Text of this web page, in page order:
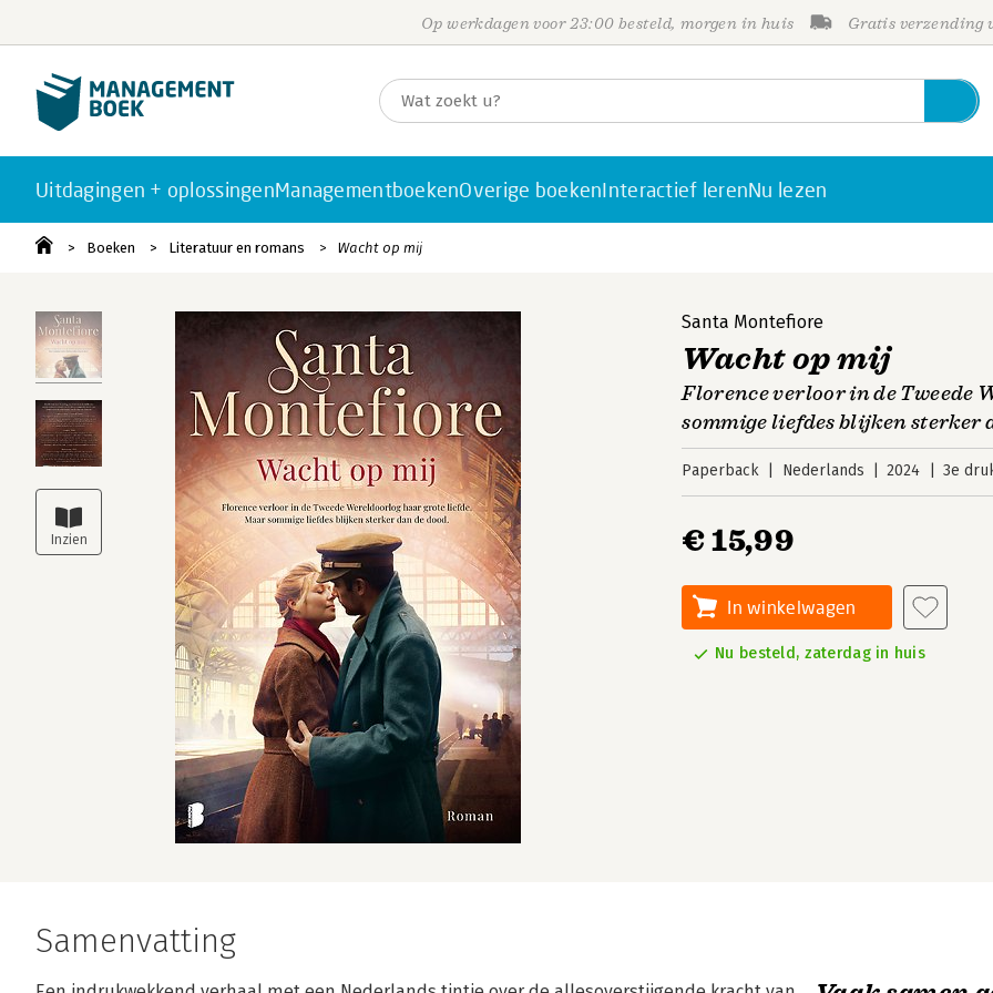
Op werkdagen voor 23:00 besteld, morgen in huis Gratis verzending
Uitdagingen + oplossingenManagementboekenOverige boekenInteractief lerenNu lezen
Boeken Literatuur en romans Wacht op mij
Santa Montefiore
Wacht op mij
Florence verloor in de Tweede
sommige liefdes blijken sterker
Paperback Nederlands 2024 3e
€ 15,99
In winkelwagen
Nu besteld, zaterdag in huis
Samenvatting